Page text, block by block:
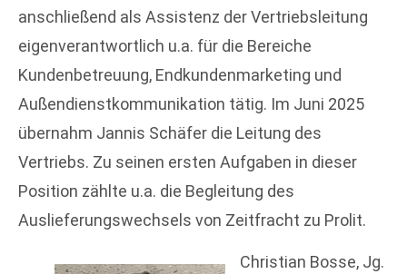
anschließend als Assistenz der Vertriebsleitung
eigenverantwortlich u.a. für die Bereiche
Kundenbetreuung, Endkundenmarketing und
Außendienstkommunikation tätig. Im Juni 2025
übernahm Jannis Schäfer die Leitung des
Vertriebs. Zu seinen ersten Aufgaben in dieser
Position zählte u.a. die Begleitung des
Auslieferungswechsels von Zeitfracht zu Prolit.
Christian Bosse, Jg.